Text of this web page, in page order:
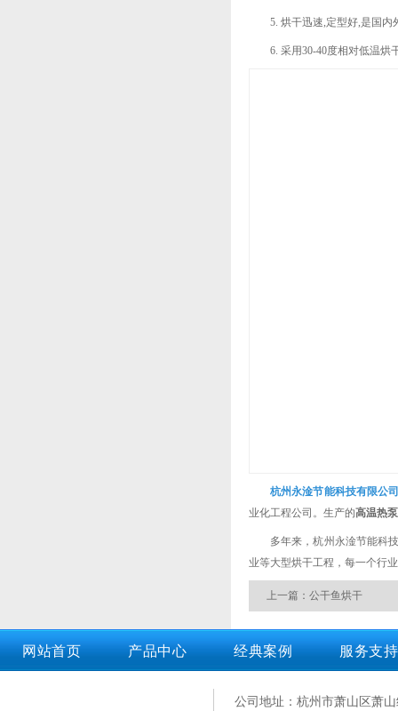
烘干迅速,定型好,是国内
采用30-40度相对低温烘
杭州永淦节能科技有限公
业化工程公司。生产的高温热
多年来，杭州永淦节能科
业等大型烘干工程，每一个行
上一篇：公干鱼烘干
网站首页 产品中心 经典案例 服务支持
公司地址：杭州市萧山区萧